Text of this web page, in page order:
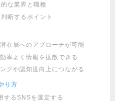
な業界と職種
断するポイント
在層へのアプローチが可能
率よく情報を拡散できる
グや認知度向上につながる
り方
するSNSを選定する